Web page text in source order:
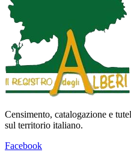
Censimento, catalogazione e
sul territorio italiano.
Facebook